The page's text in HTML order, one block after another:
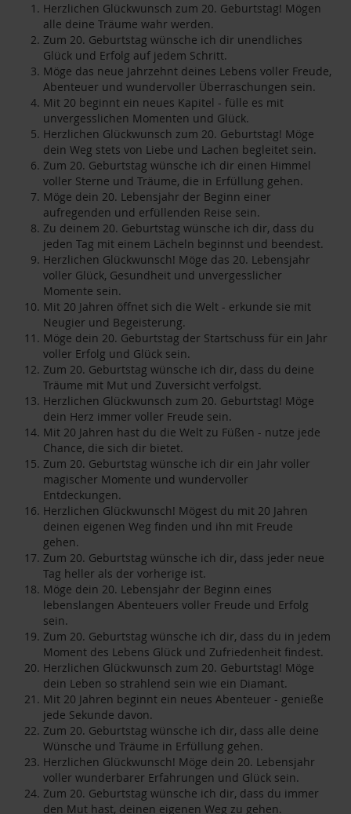
Herzlichen Glückwunsch zum 20. Geburtstag! Mögen
alle deine Träume wahr werden.
Zum 20. Geburtstag wünsche ich dir unendliches
Glück und Erfolg auf jedem Schritt.
Möge das neue Jahrzehnt deines Lebens voller Freude,
Abenteuer und wundervoller Überraschungen sein.
Mit 20 beginnt ein neues Kapitel - fülle es mit
unvergesslichen Momenten und Glück.
Herzlichen Glückwunsch zum 20. Geburtstag! Möge
dein Weg stets von Liebe und Lachen begleitet sein.
Zum 20. Geburtstag wünsche ich dir einen Himmel
voller Sterne und Träume, die in Erfüllung gehen.
Möge dein 20. Lebensjahr der Beginn einer
aufregenden und erfüllenden Reise sein.
Zu deinem 20. Geburtstag wünsche ich dir, dass du
jeden Tag mit einem Lächeln beginnst und beendest.
Herzlichen Glückwunsch! Möge das 20. Lebensjahr
voller Glück, Gesundheit und unvergesslicher
Momente sein.
Mit 20 Jahren öffnet sich die Welt - erkunde sie mit
Neugier und Begeisterung.
Möge dein 20. Geburtstag der Startschuss für ein Jahr
voller Erfolg und Glück sein.
Zum 20. Geburtstag wünsche ich dir, dass du deine
Träume mit Mut und Zuversicht verfolgst.
Herzlichen Glückwunsch zum 20. Geburtstag! Möge
dein Herz immer voller Freude sein.
Mit 20 Jahren hast du die Welt zu Füßen - nutze jede
Chance, die sich dir bietet.
Zum 20. Geburtstag wünsche ich dir ein Jahr voller
magischer Momente und wundervoller
Entdeckungen.
Herzlichen Glückwunsch! Mögest du mit 20 Jahren
deinen eigenen Weg finden und ihn mit Freude
gehen.
Zum 20. Geburtstag wünsche ich dir, dass jeder neue
Tag heller als der vorherige ist.
Möge dein 20. Lebensjahr der Beginn eines
lebenslangen Abenteuers voller Freude und Erfolg
sein.
Zum 20. Geburtstag wünsche ich dir, dass du in jedem
Moment des Lebens Glück und Zufriedenheit findest.
Herzlichen Glückwunsch zum 20. Geburtstag! Möge
dein Leben so strahlend sein wie ein Diamant.
Mit 20 Jahren beginnt ein neues Abenteuer - genieße
jede Sekunde davon.
Zum 20. Geburtstag wünsche ich dir, dass alle deine
Wünsche und Träume in Erfüllung gehen.
Herzlichen Glückwunsch! Möge dein 20. Lebensjahr
voller wunderbarer Erfahrungen und Glück sein.
Zum 20. Geburtstag wünsche ich dir, dass du immer
den Mut hast, deinen eigenen Weg zu gehen.